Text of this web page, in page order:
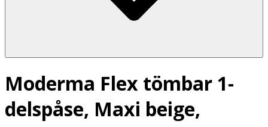
Moderma Flex tömbar 1-
delspåse, Maxi beige,